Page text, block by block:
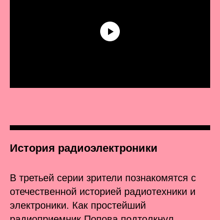
История радиоэлектроники
В третьей серии зрители познакомятся с
отечественной историей радиотехники и
электроники. Как простейший